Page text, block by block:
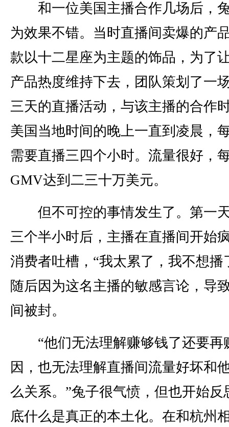
和一位美国主播合作几场后，
为效果不错。当时直播间卖爆的产
款以十二星座为主题的饰品，为了
产品热度维持下去，团队策划了一
三天的直播活动，与该主播的合作
美国当地时间的晚上一直到凌晨，
需要直播三四个小时。流量很好，
GMV达到二三十万美元。
但不可控的事情发生了。第一
三个半小时后，主播在直播间开始
消费者吐槽，“我太累了，我不想播
随后因为这名主播的敏感言论，导
间被封。
“他们无法理解赚够钱了还要再
因，也无法理解直播间流量好坏和
么关系。”兔子很气愤，但也开始反
底什么是真正的本土化。在和杭州